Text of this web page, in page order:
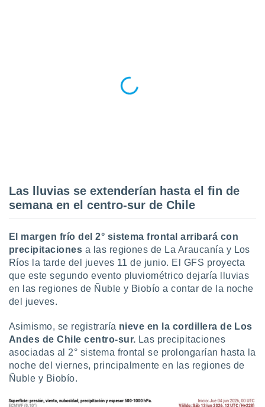
un
perfiles
utilizar
crear un
uso de
la
contenido
medir el
Las lluvias se extenderían hasta el fin de
semana en el centro-sur de Chile
El margen frío del 2° sistema frontal arribará con
precipitaciones a las regiones de La Araucanía y Los
Ríos la tarde del jueves 11 de junio. El GFS proyecta
que este segundo evento pluviométrico dejaría lluvias
en las regiones de Ñuble y Biobío a contar de la noche
del jueves.
Asimismo, se registraría nieve en la cordillera de Los
Andes de Chile centro-sur. Las precipitaciones
asociadas al 2° sistema frontal se prolongarían hasta la
noche del viernes, principalmente en las regiones de
Ñuble y Biobío.